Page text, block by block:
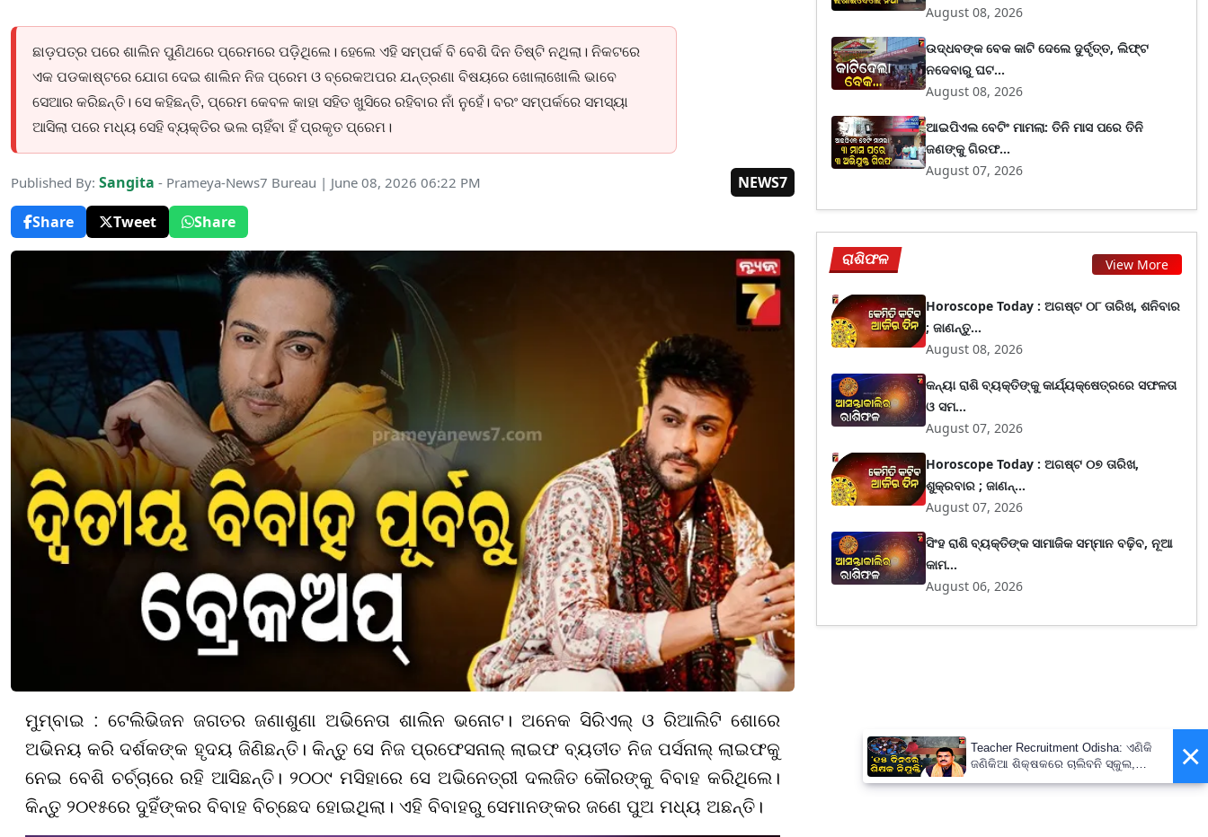
ଛାଡ଼ପତ୍ର ପରେ ଶାଲିନ ପୁଣିଥରେ ପ୍ରେମରେ ପଡ଼ିଥିଲେ। ହେଲେ ଏହି ସମ୍ପର୍କ ବି ବେଶି ଦିନ ତିଷ୍ଟି ନଥିଲା। ନିକଟରେ
ଏକ ପଡକାଷ୍ଟରେ ଯୋଗ ଦେଇ ଶାଲିନ ନିଜ ପ୍ରେମ ଓ ବ୍ରେକଅପର ଯନ୍ତ୍ରଣା ବିଷୟରେ ଖୋଲାଖୋଲି ଭାବେ
ସେଆର କରିଛନ୍ତି। ସେ କହିଛନ୍ତି, ପ୍ରେମ କେବଳ କାହା ସହିତ ଖୁସିରେ ରହିବାର ନାଁ ନୁହେଁ। ବରଂ ସମ୍ପର୍କରେ ସମସ୍ୟା
ଆସିଲା ପରେ ମଧ୍ୟ ସେହି ବ୍ୟକ୍ତିର ଭଲ ଚାହିଁବା ହିଁ ପ୍ରକୃତ ପ୍ରେମ।
Published By: Sangita - Prameya-News7 Bureau | June 08, 2026 06:22 PM
NEWS7
Share
Tweet Share
ମୁମ୍ବାଇ : ଟେଲିଭିଜନ ଜଗତର ଜଣାଶୁଣା ଅଭିନେତା ଶାଲିନ ଭନୋଟ। ଅନେକ ସିରିଏଲ୍ ଓ ରିଆଲିଟି ଶୋରେ
ଅଭିନୟ କରି ଦର୍ଶକଙ୍କ ହୃଦୟ ଜିଣିଛନ୍ତି। କିନ୍ତୁ ସେ ନିଜ ପ୍ରଫେସନାଲ୍ ଲାଇଫ ବ୍ୟତୀତ ନିଜ ପର୍ସନାଲ୍ ଲାଇଫକୁ
ନେଇ ବେଶି ଚର୍ଚ୍ଚାରେ ରହି ଆସିଛନ୍ତି। ୨୦୦୯ ମସିହାରେ ସେ ଅଭିନେତ୍ରୀ ଦଲଜିତ କୌରଙ୍କୁ ବିବାହ କରିଥିଲେ।
କିନ୍ତୁ ୨୦୧୫ରେ ଦୁହିଁଙ୍କର ବିବାହ ବିଚ୍ଛେଦ ହୋଇଥିଲା। ଏହି ବିବାହରୁ ସେମାନଙ୍କର ଜଣେ ପୁଅ ମଧ୍ୟ ଅଛନ୍ତି।
August 08, 2026
ଉଦ୍ଧବଙ୍କ ବେକ କାଟି ଦେଲେ ଦୁର୍ବୃତ୍ତ, ଲିଫ୍ଟ
ନଦେବାରୁ ଘଟ...
August 08, 2026
ଆଇପିଏଲ ବେଟିଂ ମାମଲା: ତିନି ମାସ ପରେ ତିନି
ଜଣଙ୍କୁ ଗିରଫ...
August 07, 2026
ରାଶିଫଳ View More
Horoscope Today : ଅଗଷ୍ଟ ୦୮ ତାରିଖ, ଶନିବାର
; ଜାଣନ୍ତୁ...
August 08, 2026
କନ୍ୟା ରାଶି ବ୍ୟକ୍ତିଙ୍କୁ କାର୍ଯ୍ୟକ୍ଷେତ୍ରରେ ସଫଳତା
ଓ ସମ...
August 07, 2026
Horoscope Today : ଅଗଷ୍ଟ ୦୭ ତାରିଖ,
ଶୁକ୍ରବାର ; ଜାଣନ୍...
August 07, 2026
ସିଂହ ରାଶି ବ୍ୟକ୍ତିଙ୍କ ସାମାଜିକ ସମ୍ମାନ ବଢ଼ିବ, ନୂଆ
କାମ...
August 06, 2026
×
Teacher Recruitment Odisha: ଏଣିକି
ଜଣିକିଆ ଶିକ୍ଷକରେ ଚାଲିବନି ସ୍କୁଲ,
ନିଯୁକ୍ତ ହେବେ ନୂଆ ଶିକ୍ଷକ ; ୧୫ ଦିନରେ